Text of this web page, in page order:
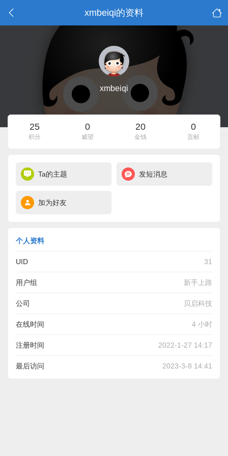
xmbeiqi的资料
xmbeiqi
25
积分
0
威望
20
金钱
0
贡献
Ta的主题 发短消息
加为好友
个人资料
UID 31
用户组 新手上路
公司 贝启科技
在线时间 4 小时
注册时间 2022-1-27 14:17
最后访问 2023-3-8 14:41